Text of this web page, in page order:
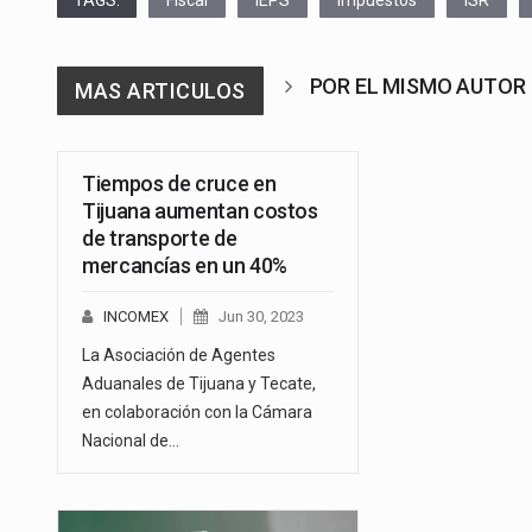
MAS ARTICULOS POR EL MISMO AUTOR
Tiempos de cruce en
Tijuana aumentan costos
de transporte de
mercancías en un 40%
INCOMEX Jun 30, 2023
La Asociación de Agentes
Aduanales de Tijuana y Tecate,
en colaboración con la Cámara
Nacional de…